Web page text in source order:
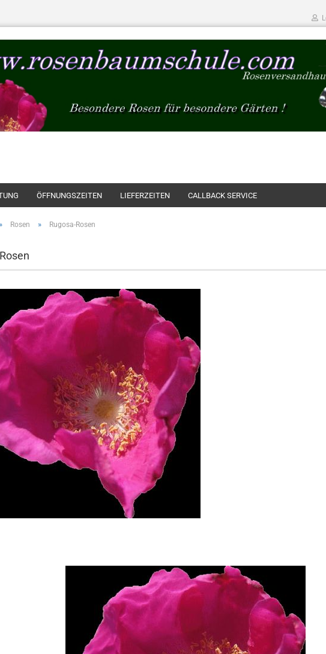
ÖFFNUNGSZEITEN LIEFERZEITEN CALLBACK SERVICE
» Rosen » Rugosa-Rosen